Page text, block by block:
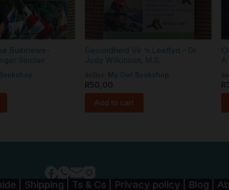
Buitelewe-
Sinclair
Gesondheid Vir ‘n Leeftyd – Dr
Jody Wilkinson, M.S.
Seller:
My Owl Bookshop
R50,00
Add to cart
R
Shipping Ts & Cs Privacy policy Blog